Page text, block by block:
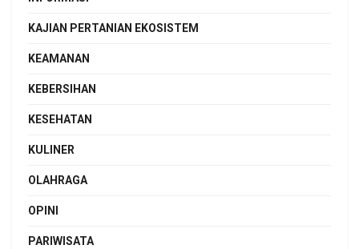
KAJIAN PERTANIAN EKOSISTEM
KEAMANAN
KEBERSIHAN
KESEHATAN
KULINER
OLAHRAGA
OPINI
PARIWISATA